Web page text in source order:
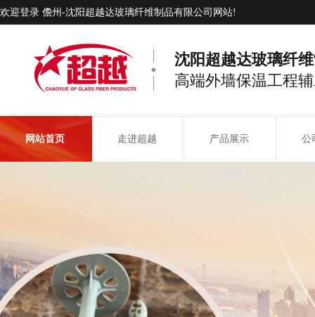
欢迎登录 儋州-沈阳超越达玻璃纤维制品有限公司网站!
沈阳超越达玻璃纤
高端外墙保温工程
网站首页 走进超越 产品展示 公